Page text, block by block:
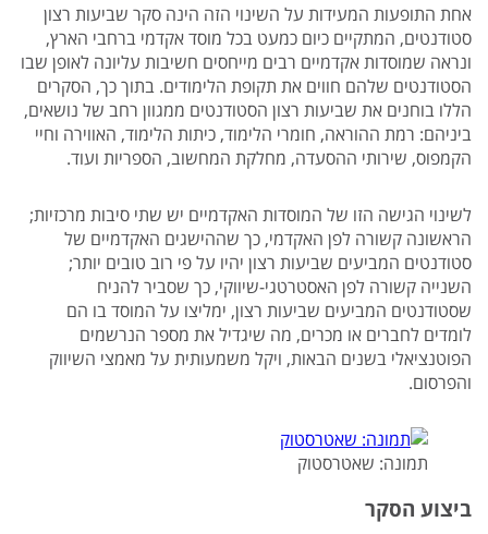
אחת התופעות המעידות על השינוי הזה הינה סקר שביעות רצון
סטודנטים, המתקיים כיום כמעט בכל מוסד אקדמי ברחבי הארץ,
ונראה שמוסדות אקדמיים רבים מייחסים חשיבות עליונה לאופן שבו
הסטודנטים שלהם חווים את תקופת הלימודים. בתוך כך, הסקרים
הללו בוחנים את שביעות רצון הסטודנטים ממגוון רחב של נושאים,
ביניהם: רמת ההוראה, חומרי הלימוד, כיתות הלימוד, האווירה וחיי
הקמפוס, שירותי ההסעדה, מחלקת המחשוב, הספריות ועוד.
לשינוי הגישה הזו של המוסדות האקדמיים יש שתי סיבות מרכזיות;
הראשונה קשורה לפן האקדמי, כך שההישגים האקדמיים של
סטודנטים המביעים שביעות רצון יהיו על פי רוב טובים יותר;
השנייה קשורה לפן האסטרטגי-שיווקי, כך שסביר להניח
שסטודנטים המביעים שביעות רצון, ימליצו על המוסד בו הם
לומדים לחברים או מכרים, מה שיגדיל את מספר הנרשמים
הפוטנציאלי בשנים הבאות, ויקל משמעותית על מאמצי השיווק
והפרסום.
תמונה: שאטרסטוק
ביצוע הסקר